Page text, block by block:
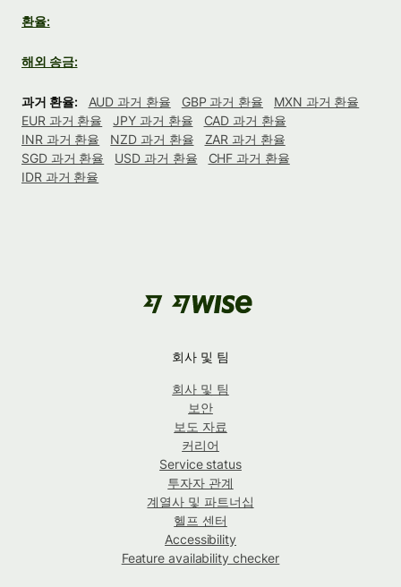
환율:
해외 송금:
과거 환율: AUD 과거 환율 GBP 과거 환율
MXN 과거 환율
EUR 과거 환율
JPY 과거 환율
CAD 과거 환율
INR 과거 환율
NZD 과거 환율
ZAR 과거 환율
SGD 과거 환율
USD 과거 환율
CHF 과거 환율
IDR 과거 환율
회사 및 팀
회사 및 팀
보안
보도 자료
커리어
Service status
투자자 관계
계열사 및 파트너십
헬프 센터
Accessibility
Feature availability checker